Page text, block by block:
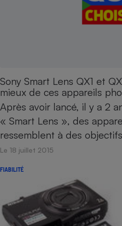
Sony Smart Lens QX1 et
mieux de ces appareils
Après avoir lancé, il y a 2
« Smart Lens », des
ressemblent à des
Le 18 juillet 2015
FIABILITÉ